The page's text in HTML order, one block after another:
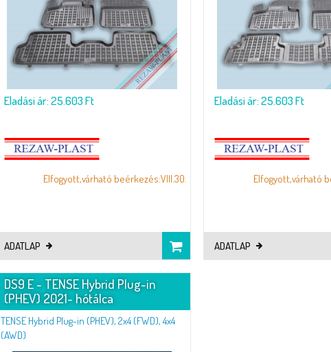
Eladási ár: 25.603 Ft
Elfogyott,várható beérkezés:VIII.30.
ADATLAP
Eladási ár: 25.603 Ft
Elfogyott,várható
ADATLAP
DS9 E - TENSE Hybrid Plug-in
(PHEV) 2021- hótálca
TENSE Hybrid Plug-in (PHEV), 2x4 (FWD), 4x4
(AWD)